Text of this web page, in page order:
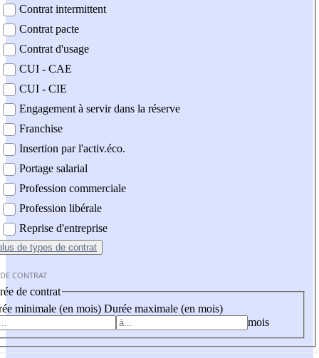
Contrat intermittent
Contrat pacte
Contrat d'usage
CUI - CAE
CUI - CIE
Engagement à servir dans la réserve
Franchise
Insertion par l'activ.éco.
Portage salarial
Profession commerciale
Profession libérale
Reprise d'entreprise
de types de contrat
CONTRAT
de contrat
minimale (en mois) Durée maximale (en mois)
mois